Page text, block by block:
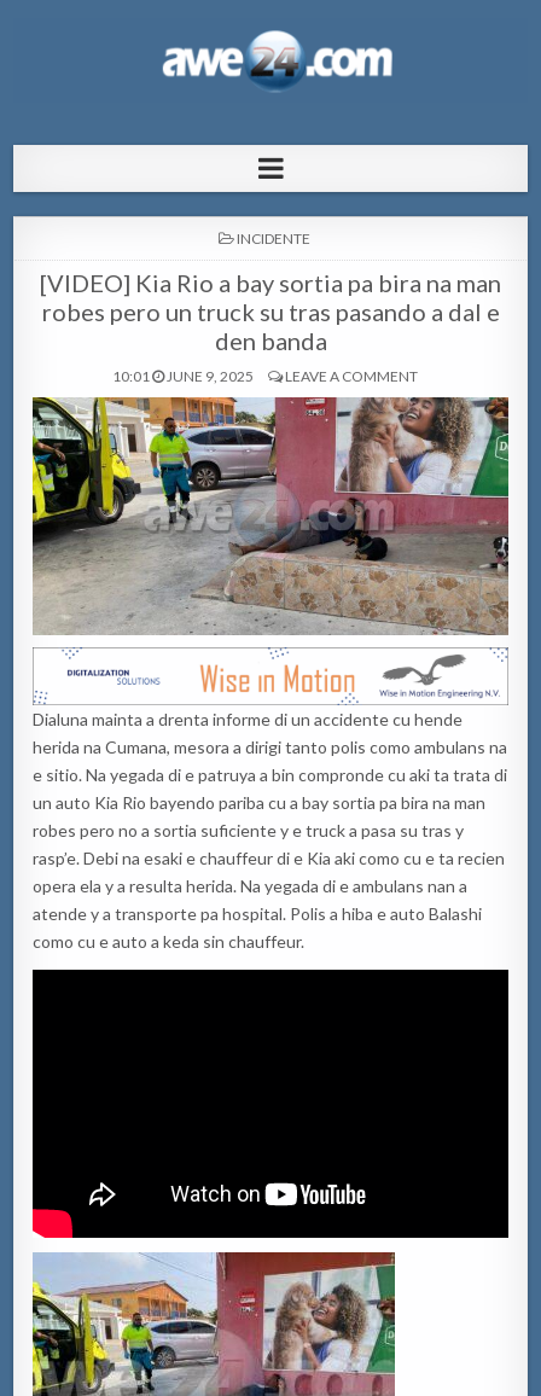
pa Aruba
POSTED
INCIDENTE
[VIDEO] Kia Rio a bay sortia pa bira na man
robes pero un truck su tras pasando a dal e
den banda
10:01 JUNE 9, 2025 LEAVE A COMMENT
Dialuna mainta a drenta informe di un accidente cu hende
herida na Cumana, mesora a dirigi tanto polis como ambulans na
e sitio. Na yegada di e patruya a bin compronde cu aki ta trata di
un auto Kia Rio bayendo pariba cu a bay sortia pa bira na man
robes pero no a sortia suficiente y e truck a pasa su tras y
rasp’e. Debi na esaki e chauffeur di e Kia aki como cu e ta recien
opera ela y a resulta herida. Na yegada di e ambulans nan a
atende y a transporte pa hospital. Polis a hiba e auto Balashi
como cu e auto a keda sin chauffeur.